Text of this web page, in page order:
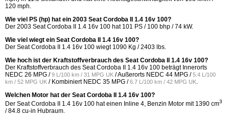
120 mph.
Wie viel PS (hp) hat ein 2003 Seat Cordoba II 1.4 16v 100?
Der 2003 Seat Cordoba II 1.4 16v 100 hat 101 PS / 100 bhp / 74 kW.
Wie viel wiegt ein Seat Cordoba II 1.4 16v 100?
Der Seat Cordoba II 1.4 16v 100 wiegt 1090 Kg / 2403 lbs.
Wie hoch ist der Kraftstoffverbrauch des Seat Cordoba II 1.4 16v 100?
Der Kraftstoffverbrauch des Seat Cordoba II 1.4 16v 100 beträgt Innerorts
NEDC 26 MPG /9 L/100 km / 31 MPG UK / Außerorts NEDC 44 MPG /5.4 L/100
km / 52 MPG UK / Kombiniert NEDC 35 MPG /6.7 L/100 km / 42 MPG UK.
Welchen Motor hat der Seat Cordoba II 1.4 16v 100?
Der Seat Cordoba II 1.4 16v 100 hat einen Inline 4, Benzin Motor mit 1390 cm3
/ 84.8 cu-in Hubraum.